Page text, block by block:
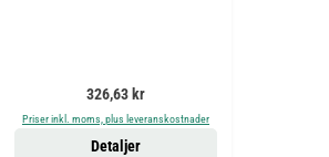
Ordinarie pris:
326,63 kr
Priser inkl. moms, plus leveranskostnader
Detaljer